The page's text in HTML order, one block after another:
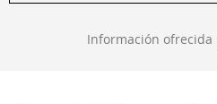
Información ofrecida